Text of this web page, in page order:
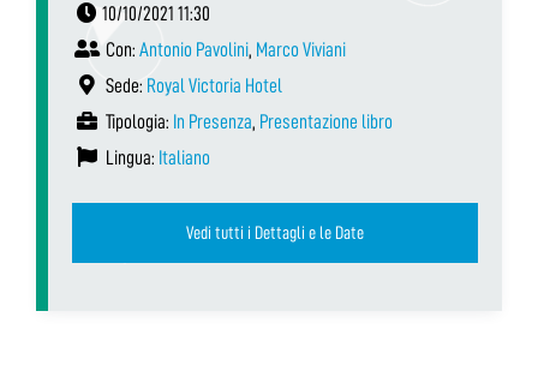
10/10/2021 11:30
Con: Antonio Pavolini, Marco Viviani
Sede: Royal Victoria Hotel
Tipologia: In Presenza, Presentazione libro
Lingua: Italiano
Vedi tutti i Dettagli e le Date